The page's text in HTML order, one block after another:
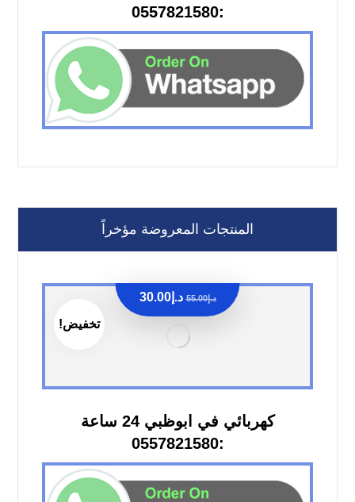
:0557821580
المنتجات المعروضة مؤخراً
تخفيض!
كهربائي في ابوظبي 24 ساعة
:0557821580
د.إ55.00 د.إ30.00